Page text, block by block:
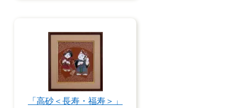
「高砂＜長寿・福寿＞」